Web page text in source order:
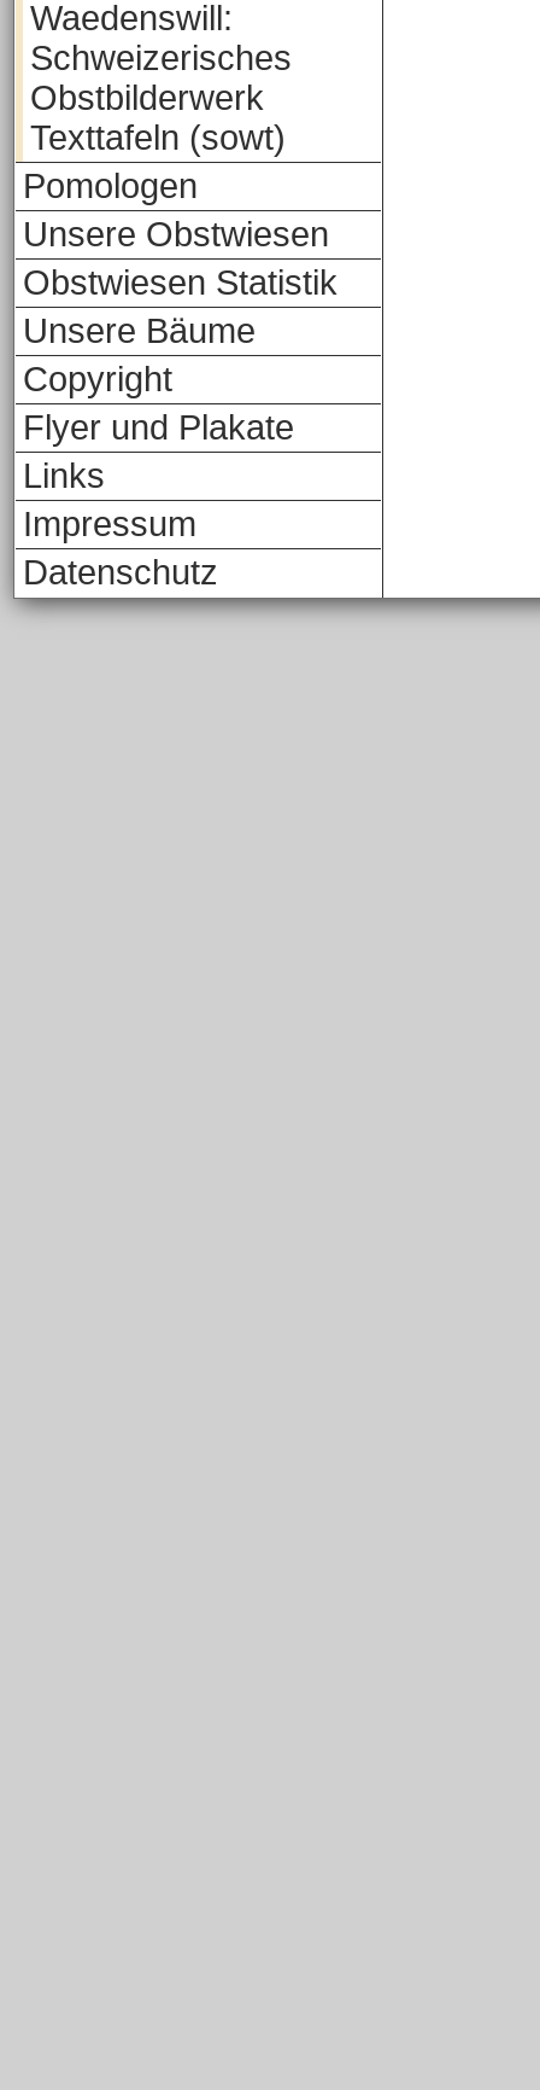
Waedenswill:
Schweizerisches
Obstbilderwerk
Texttafeln (sowt)
Pomologen
Unsere Obstwiesen
Obstwiesen Statistik
Unsere Bäume
Copyright
Flyer und Plakate
Links
Impressum
Datenschutz